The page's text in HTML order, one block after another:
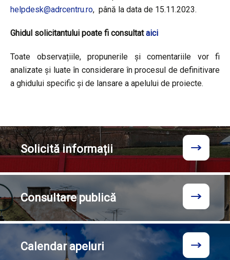
helpdesk@adrcentru.ro, până la data de 15.11.2023.
Ghidul solicitantului poate fi consultataici
Toate observațiile, propunerile și comentariile vor fi
analizate și luate în considerare în procesul de definitivare
a ghidului specific și de lansare a apelului de proiecte.
Solicităinformații
Consultarepublică
Calendarapeluri